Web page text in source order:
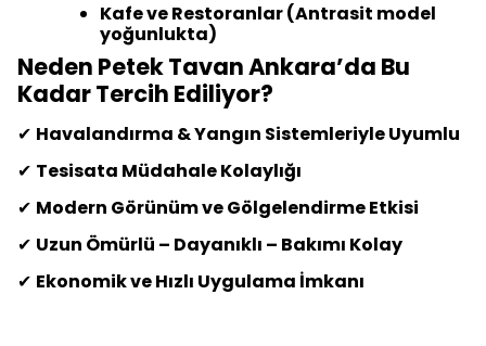
Kafe ve Restoranlar (Antrasit model
yoğunlukta)
Neden Petek Tavan Ankara’da Bu
Kadar Tercih Ediliyor?
✔ Havalandırma & Yangın Sistemleriyle Uyumlu
✔ Tesisata Müdahale Kolaylığı
✔ Modern Görünüm ve Gölgelendirme Etkisi
✔ Uzun Ömürlü – Dayanıklı – Bakımı Kolay
✔ Ekonomik ve Hızlı Uygulama İmkanı